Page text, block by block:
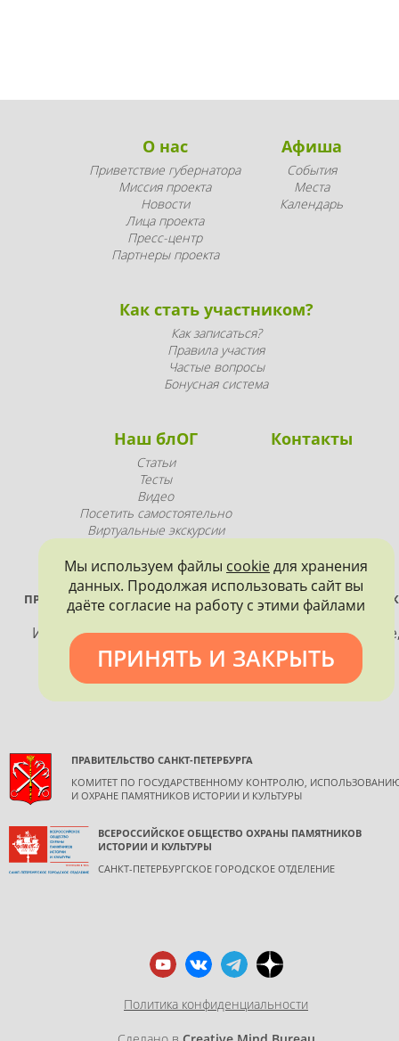
О нас
Приветствие губернатора
Миссия проекта
Новости
Лица проекта
Пресс-центр
Партнеры проекта
Афиша
События
Места
Календарь
Как стать участником?
Как записаться?
Правила участия
Частые вопросы
Бонусная система
Наш блОГ
Статьи
Тесты
Видео
Посетить самостоятельно
Виртуальные экскурсии
Контакты
ПРОЕКТ РЕАЛИЗУЕТСЯ ПРИ ПОДДЕРЖКЕ ПРАВИТЕЛЬСТВА
ПЕТЕРБУРГА
Использование материалов, размещенных на
допускается только с согласия правообладателя и
обязательной ссылкой на источник информации.
ПРАВИТЕЛЬСТВО САНКТ-ПЕТЕРБУРГА
КОМИТЕТ ПО ГОСУДАРСТВЕННОМУ КОНТРОЛЮ,
И ОХРАНЕ ПАМЯТНИКОВ ИСТОРИИ И КУЛЬТУРЫ
ВСЕРОССИЙСКОЕ ОБЩЕСТВО ОХРАНЫ ПАМЯТНИКОВ
ИСТОРИИ И КУЛЬТУРЫ
САНКТ-ПЕТЕРБУРГСКОЕ ГОРОДСКОЕ ОТДЕЛЕНИЕ
Политика конфиденциальности
Мы используем файлы cookieдля хранения
данных. Продолжая использовать сайт вы
даёте согласие на работу с этими файлами
ПРИНЯТЬ И ЗАКРЫТЬ